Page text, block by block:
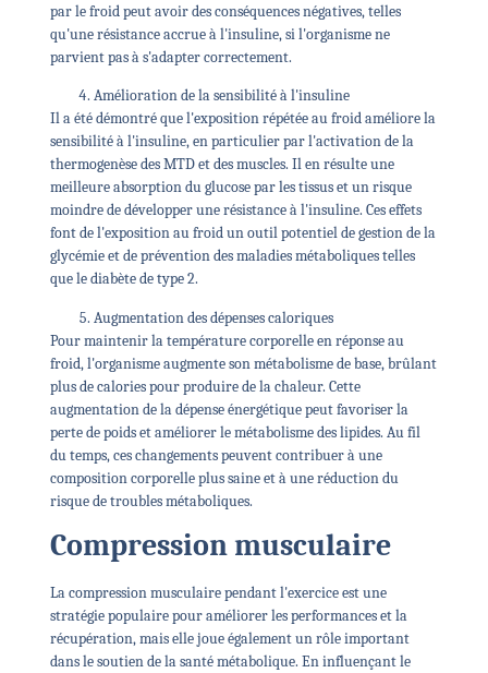
par le froid peut avoir des conséquences négatives, telles
qu'une résistance accrue à l'insuline, si l'organisme ne
parvient pas à s'adapter correctement.
Amélioration de la sensibilité à l'insuline
Il a été démontré que l'exposition répétée au froid améliore la
sensibilité à l'insuline, en particulier par l'activation de la
thermogenèse des MTD et des muscles. Il en résulte une
meilleure absorption du glucose par les tissus et un risque
moindre de développer une résistance à l'insuline. Ces effets
font de l'exposition au froid un outil potentiel de gestion de la
glycémie et de prévention des maladies métaboliques telles
que le diabète de type 2.
Augmentation des dépenses caloriques
Pour maintenir la température corporelle en réponse au
froid, l'organisme augmente son métabolisme de base, brûlant
plus de calories pour produire de la chaleur. Cette
augmentation de la dépense énergétique peut favoriser la
perte de poids et améliorer le métabolisme des lipides. Au fil
du temps, ces changements peuvent contribuer à une
composition corporelle plus saine et à une réduction du
risque de troubles métaboliques.
Compression musculaire
La compression musculaire pendant l'exercice est une
stratégie populaire pour améliorer les performances et la
récupération, mais elle joue également un rôle important
dans le soutien de la santé métabolique. En influençant le